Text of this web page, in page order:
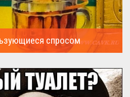
спросом